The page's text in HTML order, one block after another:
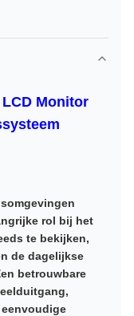
Monitor
rol bij het
te bekijken,
de dagelijkse
betrouwbare